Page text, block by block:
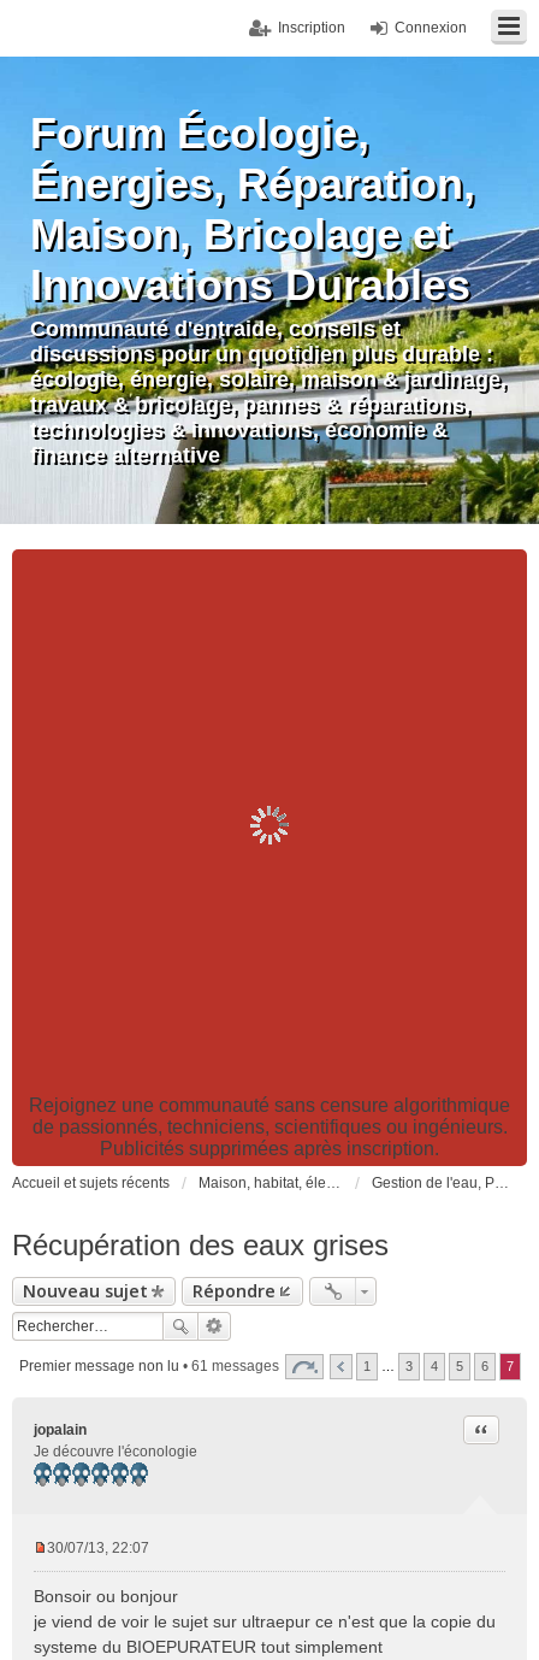
Connexion
Inscription
Forum Écologie,
Énergies, Réparation,
Maison, Bricolage et
Innovations Durables
Communauté d'entraide, conseils et
discussions pour un quotidien plus durable :
écologie, énergie, solaire, maison & jardinage,
travaux & bricolage, pannes & réparations,
technologies & innovations, économie &
finance alternative
Rejoignez une communauté sans censure algorithmique
de passionnés, techniciens, scientifiques ou ingénieurs.
Publicités supprimées après inscription.
Accueil et sujets récents Maison, habitat, électricité et jardin. Travaux et bricolage. Gestion de l'eau, Pomberie et sanitaire. Pompage, forage, filtration, puits, récupération...
Récupération des eaux grises
Nouveau sujet Répondre
Premier message non lu • 61 messages 1 3 4 5 6 7
jopalain
Je découvre l'éconologie
Citer
s
s
a
30/07/13, 22:07
Bonsoir ou bonjour
je viend de voir le sujet sur ultraepur ce n'est que la copie du
systeme du BIOEPURATEUR tout simplement